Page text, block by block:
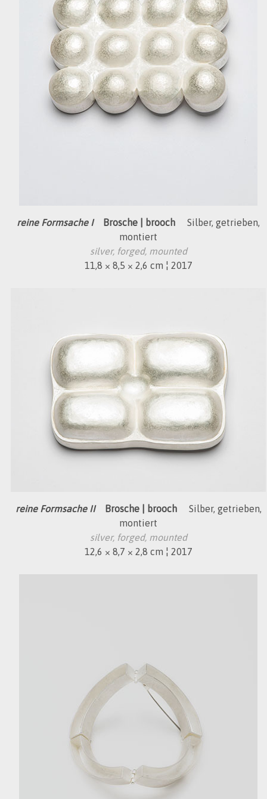
reine Formsache I Brosche | brooch Silber, getrieben,
montiert
silver, forged, mounted
11,8 × 8,5 × 2,6 cm ¦ 2017
reine Formsache II Brosche | broochSilber, getrieben,
montiert
silver, forged, mounted
12,6 × 8,7 × 2,8 cm ¦ 2017